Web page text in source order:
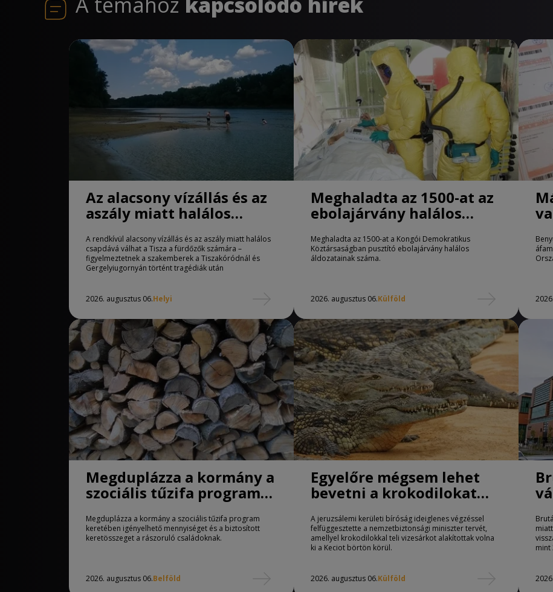
Az alacsony vízállás és az
aszály miatt halálos
csapdává válhat a Tisza
A rendkívül alacsony vízállás és az aszály miatt halálos
csapdává válhat a Tisza a fürdőzők számára –
figyelmeztetnek a szakemberek a Tiszakóródnál és
Gergelyiugornyán történt tragédiák után
2026. augusztus 06.Helyi
Meghaladta az 1500-at az
ebolajárvány halálos
áldozatainak száma
Meghaladta az 1500-at a Kongói Demokratikus
Köztársaságban pusztító ebolajárvány halálos
áldozatainak száma.
2026. augusztus 06.Külföld
Megduplázza a kormány a
szociális tűzifa program
keretében igényelhető
mennyiséget
Megduplázza a kormány a szociális tűzifa program
keretében igényelhető mennyiséget és a biztosított
keretösszeget a rászoruló családoknak.
2026. augusztus 06.Belföld
Egyelőre mégsem lehet
bevetni a krokodilokat
A jeruzsálemi kerületi bíróság ideiglenes végzéssel
felfüggesztette a nemzetbiztonsági miniszter tervét,
amellyel krokodilokkal teli vizesárkot alakítottak volna
ki a Keciot börtön körül.
2026. augusztus 06.Külföld
mint